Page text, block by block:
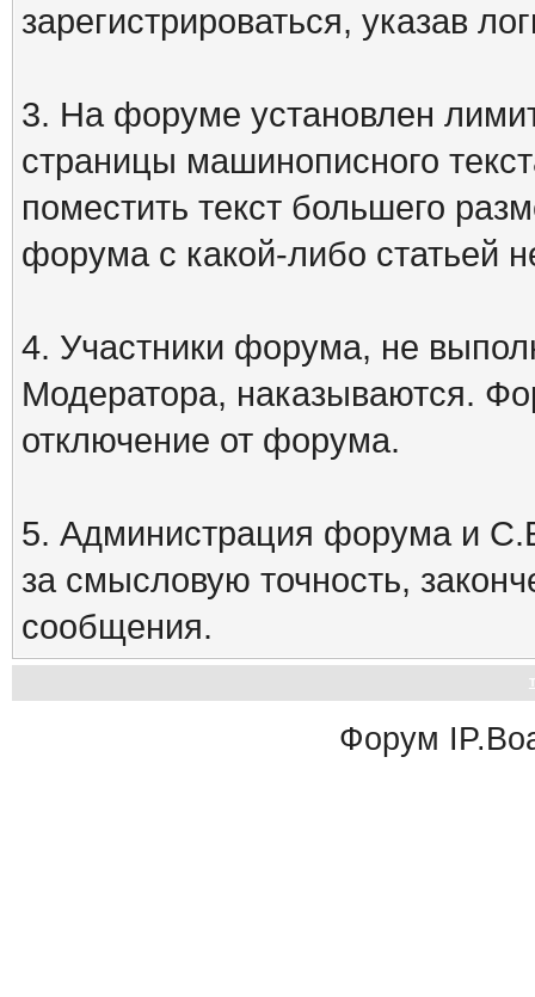
зарегистрироваться, указав
3. На форуме установлен
страницы машинописного
поместить текст большего
форума с какой-либо статьей
4. Участники форума, не
Модератора, наказываются.
отключение от форума.
5. Администрация форума и
за смысловую точность,
сообщения.
Форум